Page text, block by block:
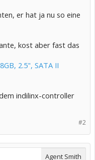
er hat ja nu so eine
kost aber fast das
2.5", SATA II
indilinx-controller
#2
Agent Smith